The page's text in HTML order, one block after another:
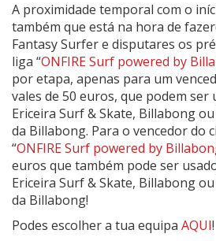
A proximidade temporal com o
também que está na hora de
Fantasy Surfer e disputares os
liga “ONFIRE Surf powered by
por etapa, apenas para um
vales de 50 euros, que podem ser
Ericeira Surf & Skate, Billabong
da Billabong. Para o vencedor do
“ONFIRE Surf powered by
euros que também pode ser
Ericeira Surf & Skate, Billabong
da Billabong!
Podes escolher a tua equipa AQUI!